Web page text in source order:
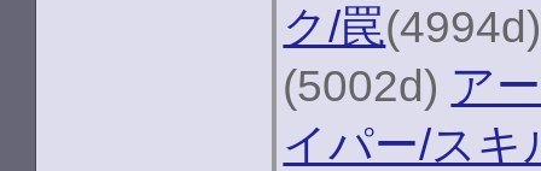
ク/罠
(5002d) ア
イパー/スキ